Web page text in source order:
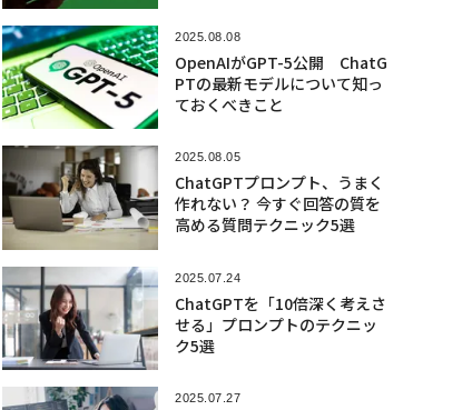
2025.08.08
OpenAIがGPT-5公開 ChatG
PTの最新モデルについて知っ
ておくべきこと
2025.08.05
ChatGPTプロンプト、うまく
作れない？ 今すぐ回答の質を
高める質問テクニック5選
2025.07.24
ChatGPTを「10倍深く考えさ
せる」プロンプトのテクニッ
ク5選
2025.07.27